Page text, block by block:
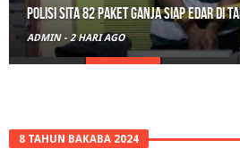
Polisi Sita 82 Paket Ganja Siap Edar di
ADMIN - 2 HARI AGO
8 TAHUN BAKABA 2024